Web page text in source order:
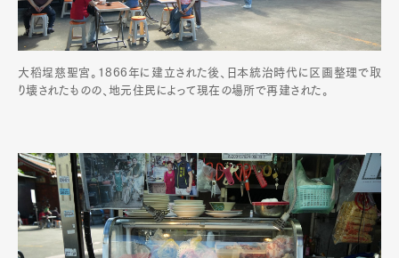
大稻埕慈聖宮。1866年に建立された後、日本統治時代に区画整理で取
り壊されたものの、地元住民によって現在の場所で再建された。